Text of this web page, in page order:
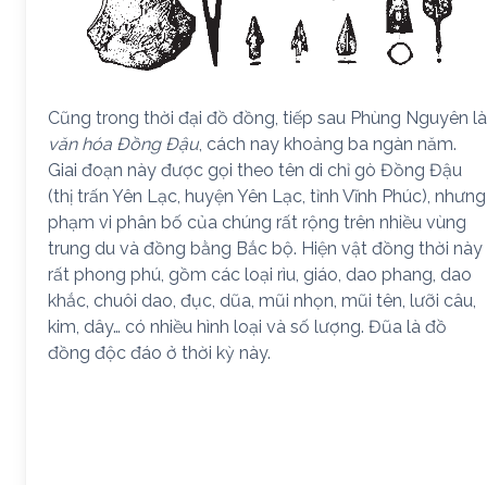
Cũng trong thời đại đồ đồng, tiếp sau Phùng Nguyên là
văn hóa Đồng Đậu, cách nay khoảng ba ngàn năm.
Giai đoạn này được gọi theo tên di chỉ gò Đồng Đậu
(thị trấn Yên Lạc, huyện Yên Lạc, tỉnh Vĩnh Phúc), nhưng
phạm vi phân bố của chúng rất rộng trên nhiều vùng
trung du và đồng bằng Bắc bộ. Hiện vật đồng thời này
rất phong phú, gồm các loại rìu, giáo, dao phang, dao
khắc, chuôi dao, đục, dũa, mũi nhọn, mũi tên, lưỡi câu,
kim, dây… có nhiều hình loại và số lượng. Đũa là đồ
đồng độc đáo ở thời kỳ này.